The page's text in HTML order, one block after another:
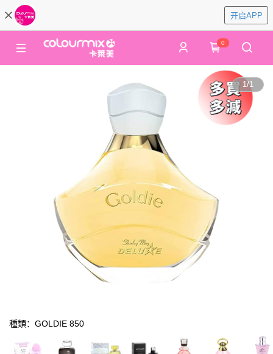
开启APP
0
1/1
種類：GOLDIE 850